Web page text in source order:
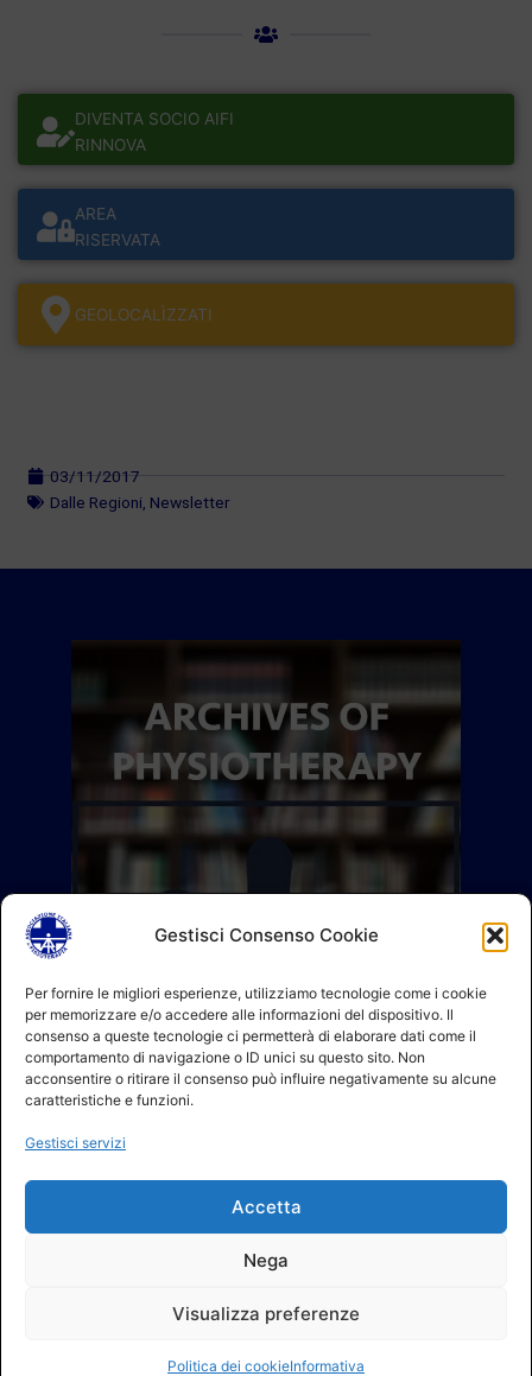
Gestisci Consenso Cookie
Per fornire le migliori esperienze, utilizziamo tecnologie come i cookie
per memorizzare e/o accedere alle informazioni del dispositivo. Il
consenso a queste tecnologie ci permetterà di elaborare dati come il
comportamento di navigazione o ID unici su questo sito. Non
acconsentire o ritirare il consenso può influire negativamente su alcune
caratteristiche e funzioni.
Gestisci servizi
Accetta
Nega
Visualizza preferenze
Politica dei cookieInformativa
DIVENTA SOCIO AIFI
RINNOVA
AREA
RISERVATA
GEOLOCALÌZZATI
03/11/2017
Dalle Regioni Newsletter